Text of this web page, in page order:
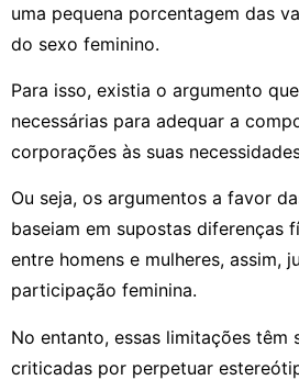
uma pequena porcentagem das
do sexo feminino.
Para isso, existia o argumento
necessárias para adequar a
corporações às suas
Ou seja, os argumentos a favor
baseiam em supostas diferenças
entre homens e mulheres, assim,
participação feminina.
No entanto, essas limitações têm
criticadas por perpetuar